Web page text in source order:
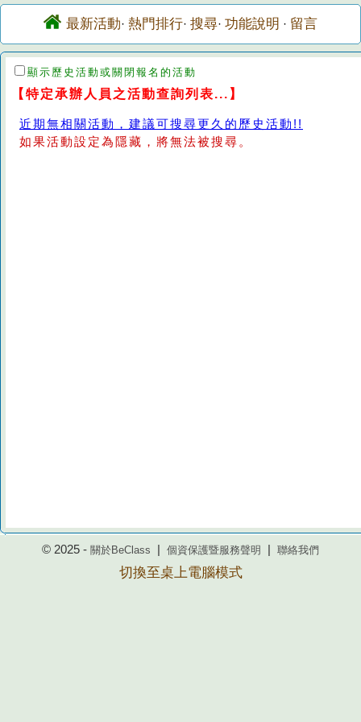
最新活動· 熱門排行· 搜尋· 功能說明 · 留言
顯示歷史活動或關閉報名的活動
【特定承辦人員之活動查詢列表...】
近期無相關活動，建議可搜尋更久的歷史活動!!
如果活動設定為隱藏，將無法被搜尋。
© 2025 - 關於BeClass 個資保護暨服務聲明 聯絡我們
切換至桌上電腦模式